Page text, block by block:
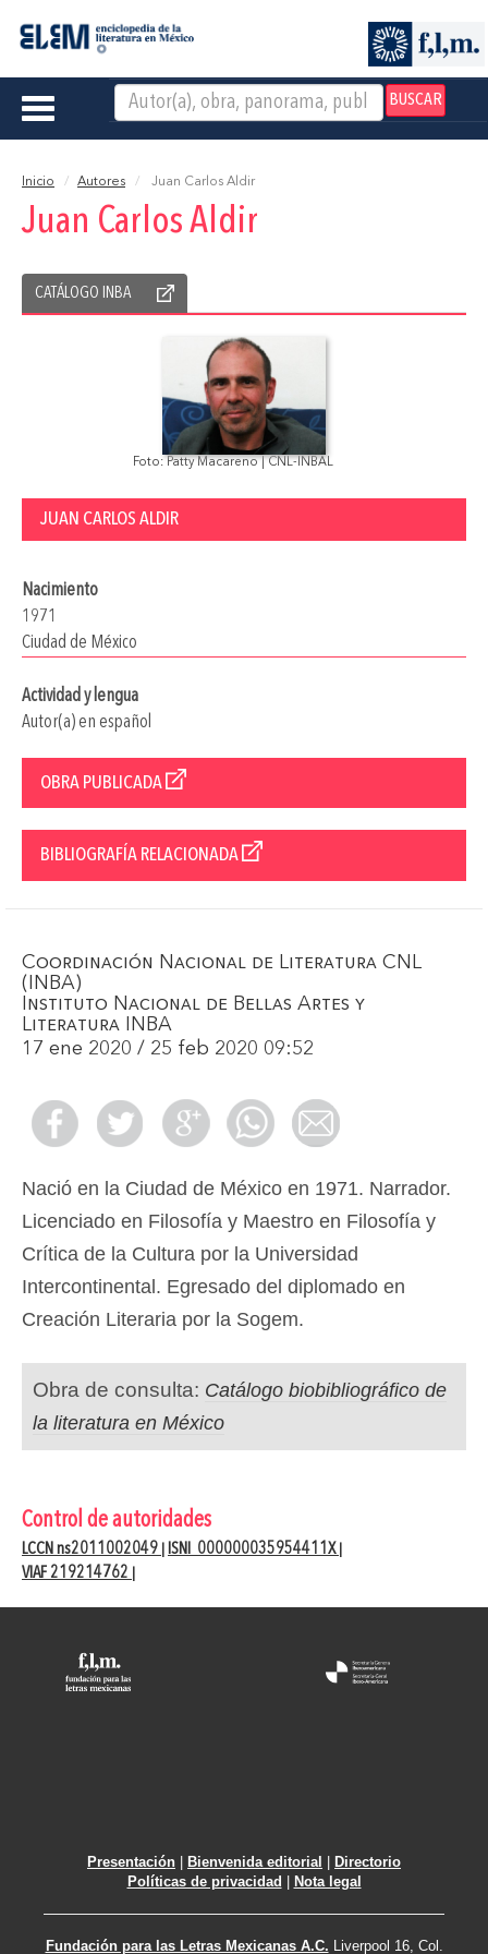
BUSCAR
Toggle
Inicio Autores Juan Carlos Aldir
Juan Carlos Aldir
CATÁLOGO INBA
Foto: Patty Macareno | CNL-INBAL
JUAN CARLOS ALDIR
Nacimiento
1971
Ciudad de México
Actividad y lengua
Autor(a) en español
OBRA PUBLICADA
BIBLIOGRAFÍA RELACIONADA
Coordinación Nacional de Literatura CNL
(INBA)
Instituto Nacional de Bellas Artes y
Literatura INBA
17 ene 2020 / 25 feb 2020 09:52
Nació en la Ciudad de México en 1971. Narrador.
Licenciado en Filosofía y Maestro en Filosofía y
Crítica de la Cultura por la Universidad
Intercontinental. Egresado del diplomado en
Creación Literaria por la Sogem.
Obra de consulta: Catálogo biobibliográfico de
la literatura en México
Control de autoridades
LCCN ns2011002049 ISNI 000000035954411X
VIAF 219214762
Presentación Bienvenida editorial
Directorio
Políticas de privacidad
Nota legal
Fundación para las Letras Mexicanas A.C. Liverpool 16, Col.